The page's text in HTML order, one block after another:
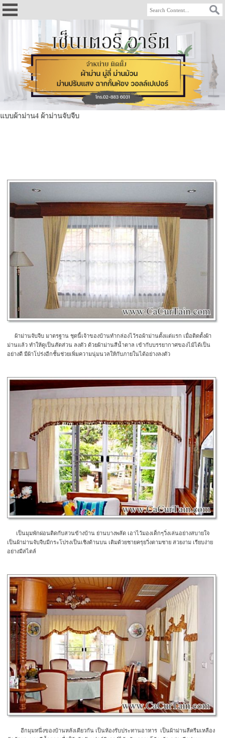
แบบผ้าม่าน4 ผ้าม่านจับจีบ
ผ้าม่านจับจีบ มาตรฐาน ชุดนี้เจ้าของบ้านทำกล่องไว้รอผ้าม่านตั้งแต่แรก เมื่อติดตั้งผ้า
ม่านแล้ว ทำให้ดูเป็นสัดส่วน ลงตัว ด้วยผ้าม่านสีน้ำตาล เข้ากับบรรยากาศของไม้ได้เป็น
อย่างดี มีผ้าโปร่งอีกชั้นช่วยเพิ่มความนุ่มนวลให้กับภายในได้อย่างลงตัว
เป็นมุมพักผ่อนติดกับสวนข้างบ้าน ย่านบางพลัด เอาไว้มองเด็กๆวิ่งเล่นอย่างสบายใจ
เป็นผ้าม่านจับจีบมีกระโปรงเป็นเชิงด้านบน เติมด้วยชายครุยวิ่งตามชาย สวยงาม เรียบง่าย
อย่างมีสไตล์
อีกมุมหนึ่งของบ้านหลังเดียวกัน เป็นห้องรับประทานอาหาร เป็นผ้าม่านสีครีมเหลือง